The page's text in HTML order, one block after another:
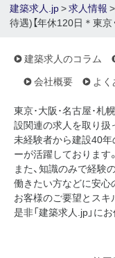
建築求人.jp>求人情報
待遇)【年休120日＊東
建築求人のコラム
会社概要
よ
東京･大阪･名古屋･札
設関連の求人を取り扱
未経験者から建設40
ーが活躍しております。
また、知識のみで経験
働きたい方などに安心
お客様のご要望とスキ
是非「建築求人.jp」に